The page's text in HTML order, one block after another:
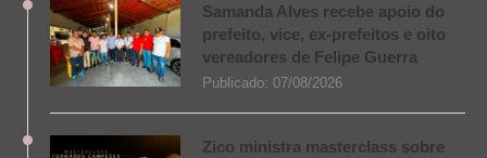
Samanda Alves recebe apoio do
prefeito, vice, ex-prefeitos e oito
vereadores de Felipe Guerra
Publicado: 07/08/2026
Zico ministra masterclass sobre